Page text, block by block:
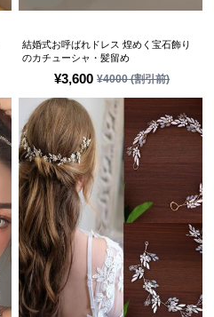
¥3,600 ¥4000(割引前)
結婚式お呼ばれドレス 煌めく宝石飾り
のカチューシャ・髪留め